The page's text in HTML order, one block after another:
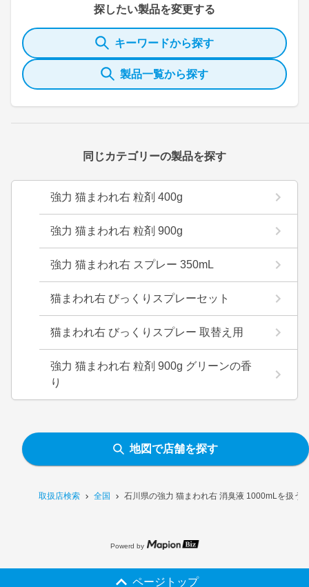
取扱店検索 全国 石川県の強力 猫まわれ右 消臭液 1000mLを扱う
探したい製品を変更する
キーワードから探す
製品一覧から探す
同じカテゴリーの製品を探す
強力 猫まわれ右 粒剤 400g
強力 猫まわれ右 粒剤 900g
強力 猫まわれ右 スプレー 350mL
猫まわれ右 びっくりスプレーセット
猫まわれ右 びっくりスプレー 取替え用
強力 猫まわれ右 粒剤 900g グリーンの香
り
地図で店舗を探す
Powerd by
ページトップ